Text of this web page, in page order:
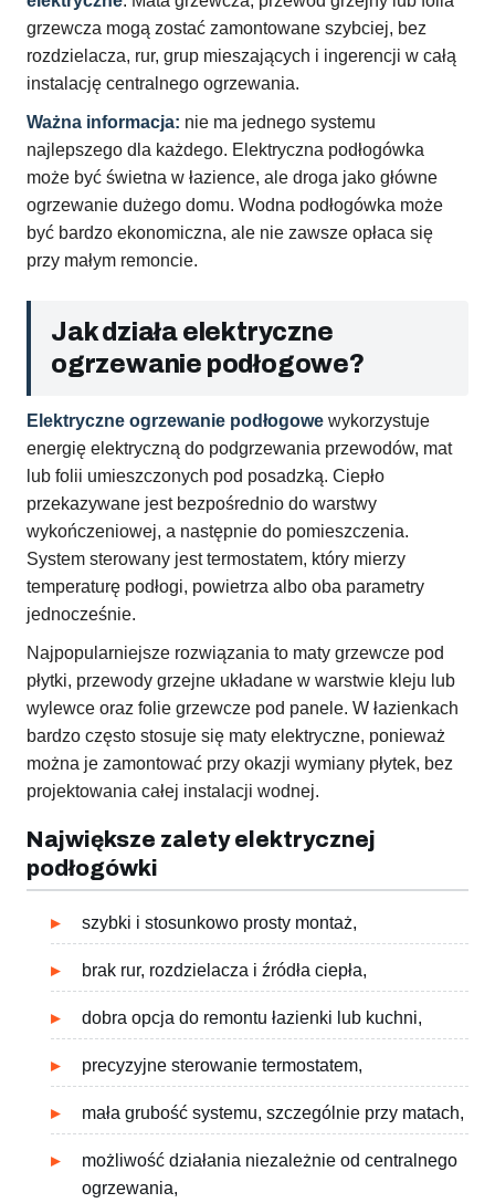
grzewcza mogą zostać zamontowane szybciej, bez
rozdzielacza, rur, grup mieszających i ingerencji w całą
instalację centralnego ogrzewania.
Ważna informacja: nie ma jednego systemu
najlepszego dla każdego. Elektryczna podłogówka
może być świetna w łazience, ale droga jako główne
ogrzewanie dużego domu. Wodna podłogówka może
być bardzo ekonomiczna, ale nie zawsze opłaca się
przy małym remoncie.
Jak działa elektryczne
ogrzewanie podłogowe?
Elektryczne ogrzewanie podłogowe wykorzystuje
energię elektryczną do podgrzewania przewodów, mat
lub folii umieszczonych pod posadzką. Ciepło
przekazywane jest bezpośrednio do warstwy
wykończeniowej, a następnie do pomieszczenia.
System sterowany jest termostatem, który mierzy
temperaturę podłogi, powietrza albo oba parametry
jednocześnie.
Najpopularniejsze rozwiązania to maty grzewcze pod
płytki, przewody grzejne układane w warstwie kleju lub
wylewce oraz folie grzewcze pod panele. W łazienkach
bardzo często stosuje się maty elektryczne, ponieważ
można je zamontować przy okazji wymiany płytek, bez
projektowania całej instalacji wodnej.
Największe zalety elektrycznej
podłogówki
szybki i stosunkowo prosty montaż,
brak rur, rozdzielacza i źródła ciepła,
dobra opcja do remontu łazienki lub kuchni,
precyzyjne sterowanie termostatem,
mała grubość systemu, szczególnie przy matach,
możliwość działania niezależnie od centralnego
ogrzewania,